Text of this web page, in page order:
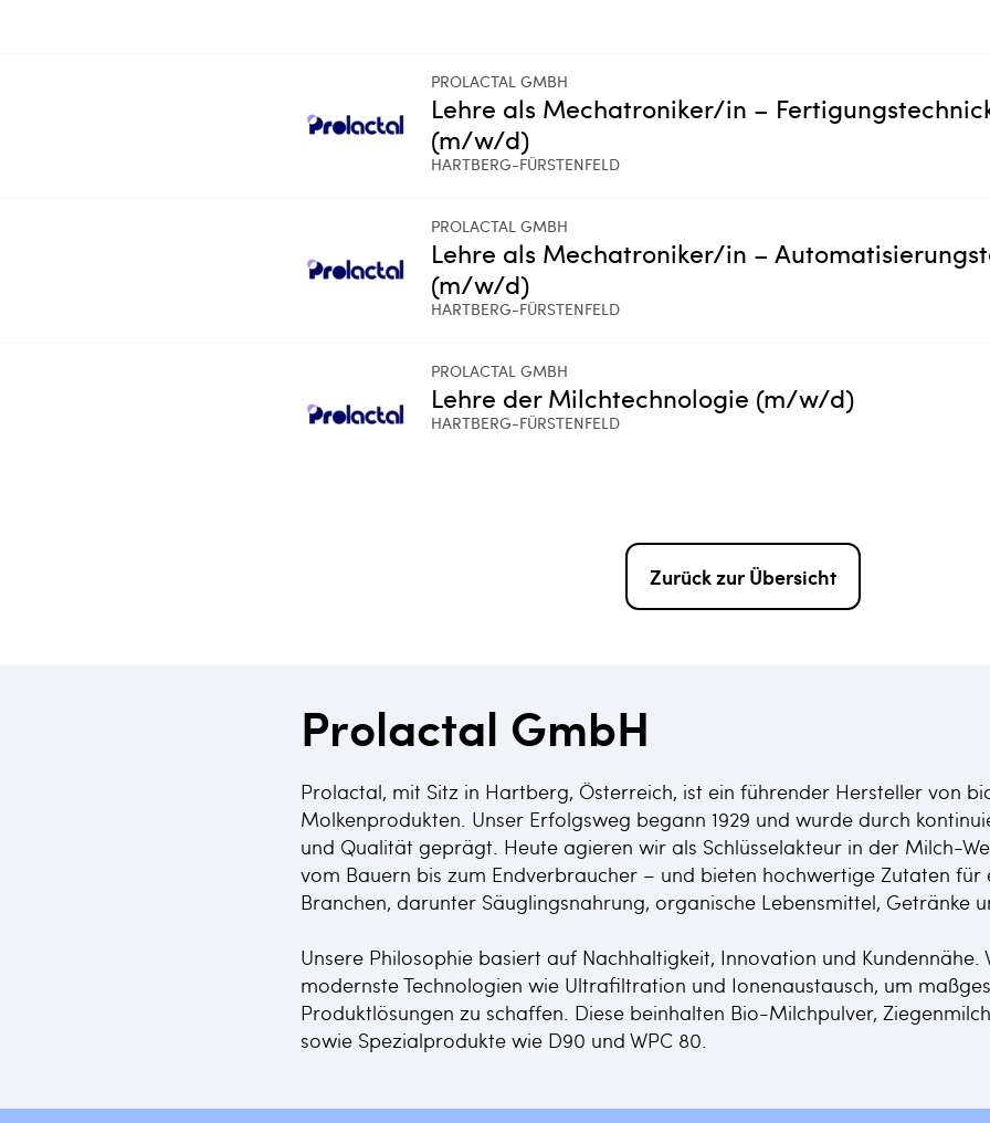
PROLACTAL GMBH
Lehre als Mechatroniker/in –
(m/w/d)
HARTBERG-FÜRSTENFELD
PROLACTAL GMBH
Lehre als Mechatroniker/in –
(m/w/d)
HARTBERG-FÜRSTENFELD
PROLACTAL GMBH
Lehre der Milchtechnologie (m/w/d)
HARTBERG-FÜRSTENFELD
Zurück zur Übersicht
Prolactal GmbH
Prolactal, mit Sitz in Hartberg, Österreich, ist ein führender Hersteller von
Molkenprodukten. Unser Erfolgsweg begann 1929 und wurde durch
und Qualität geprägt. Heute agieren wir als Schlüsselakteur in der Milch-
vom Bauern bis zum Endverbraucher – und bieten hochwertige Zutaten für
Branchen, darunter Säuglingsnahrung, organische Lebensmittel, Getränke
Unsere Philosophie basiert auf Nachhaltigkeit, Innovation und Kundennähe.
modernste Technologien wie Ultrafiltration und Ionenaustausch, um
Produktlösungen zu schaffen. Diese beinhalten Bio-Milchpulver,
sowie Spezialprodukte wie D90 und WPC 80.